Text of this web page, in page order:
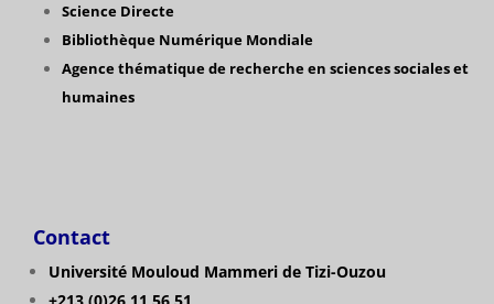
Science Directe
Bibliothèque Numérique Mondiale
Agence thématique de recherche en sciences sociales et
humaines
Contact
Université Mouloud Mammeri de Tizi-Ouzou